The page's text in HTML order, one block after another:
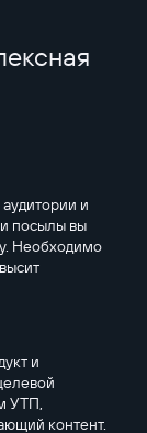
и
посылы вы
Необходимо
и
УТП,
контент.